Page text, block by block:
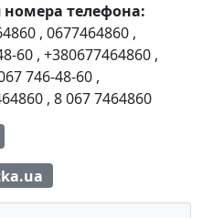
телефона:
, 0677464860 ,
60 , +380677464860 ,
746-48-60 ,
, 8 067 7464860